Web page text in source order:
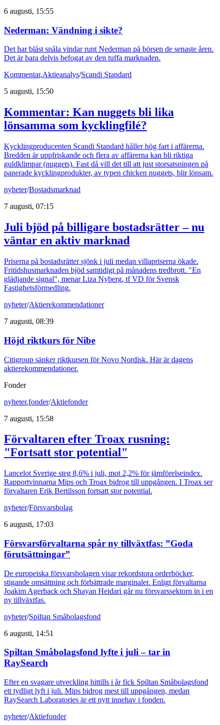
6 augusti, 15:55
Nederman: Vändning i sikte?
Det har blåst snåla vindar runt Nederman på börsen de senaste åren.
Det är bara delvis befogat av den tuffa marknaden.
Kommentar,Aktieanalys/Scandi Standard
5 augusti, 15:50
Kommentar: Kan nuggets bli lika
lönsamma som kycklingfilé?
Kycklingproducenten Scandi Standard håller hög fart i affärerna.
Bredden är uppfriskande och flera av affärerna kan bli riktiga
guldklimpar (nuggets). Fast då vill det till att just storsatsningen på
panerade kycklingprodukter, av typen chicken nuggets, blir lönsam.
nyheter/Bostadsmarknad
7 augusti, 07:15
Juli bjöd på billigare bostadsrätter – nu
väntar en aktiv marknad
Priserna på bostadsrätter sjönk i juli medan villapriserna ökade.
Fritidshusmarknaden bjöd samtidigt på månadens tredbrott. "En
glädjande signal", menar Liza Nyberg, tf VD för Svensk
Fastighetsförmedling.
nyheter/Aktierekommendationer
7 augusti, 08:39
Höjd riktkurs för Nibe
Citigroup sänker riktkursen för Novo Nordisk. Här är dagens
aktierekommendationer.
Fonder
nyheter,fonder/Aktiefonder
7 augusti, 15:58
Förvaltaren efter Troax rusning:
"Fortsatt stor potential"
Lancelot Sverige steg 8,6% i juli, mot 2,2% för jämförelseindex.
Rapportvinnarna Mips och Troax bidrog till uppgången. I Troax ser
förvaltaren Erik Bertilsson fortsatt stor potential.
nyheter/Försvarsbolag
6 augusti, 17:03
Försvarsförvaltarna spår ny tillväxtfas: ”Goda
förutsättningar”
De europeiska försvarsbolagen visar rekordstora orderböcker,
stigande omsättning och förbättrade marginaler. Enligt förvaltarna
Joakim Agerback och Shayan Heidari går nu försvarssektorn in i en
ny tillväxtfas.
nyheter/Spiltan Småbolagsfond
6 augusti, 14:51
Spiltan Småbolagsfond lyfte i juli – tar in
RaySearch
Efter en svagare utveckling hittills i år fick Spiltan Småbolagsfond
ett tydligt lyft i juli. Mips bidrog mest till uppgången, medan
RaySearch Laboratories är ett nytt innehav i fonden.
nyheter/Aktiefonder